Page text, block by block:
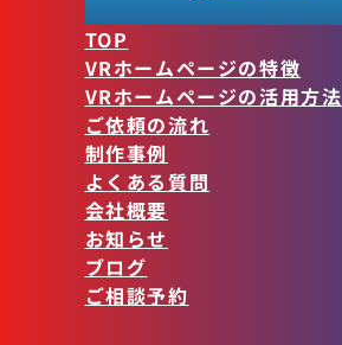
TOP
VRホームページの特徴
VRホームページの活用方法
ご依頼の流れ
制作事例
よくある質問
会社概要
お知らせ
ブログ
ご相談予約